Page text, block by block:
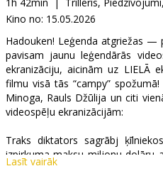
Kino
Klubs
Kino no: 15.05.2026
Hadouken! Leģenda atgriežas —
pavisam jaunu leģendārās
ekranizāciju, aicinām uz LIELĀ
filmu visā tās “campy”
Minoga, Rauls Džūlija un citi
videospēļu ekranizācijām:
Traks diktators sagrābj
izpirkuma maksu miljonu dolāru
apturēt, ir bezbailīgais
Lasīt vairāk